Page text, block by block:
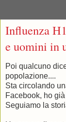
Influenza
e uomini in
Poi qualcuno
popolazione....
Sta circolando
Facebook, ho
Seguiamo la